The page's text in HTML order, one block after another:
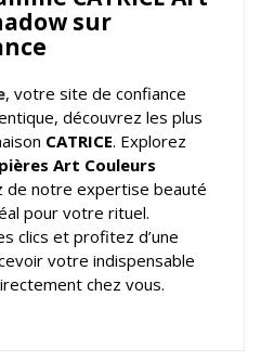
sur
, votre site de confiance
, découvrez les plus
CATRICE. Explorez
Art Couleurs
de notre expertise beauté
pour votre rituel.
clics et profitez d’une
votre indispensable
chez vous.